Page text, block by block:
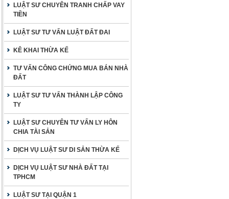
LUẬT SƯ CHUYÊN TRANH CHẤP VAY
TIỀN
LUẬT SƯ TƯ VẤN LUẬT ĐẤT ĐAI
KÊ KHAI THỪA KẾ
TƯ VẤN CÔNG CHỨNG MUA BÁN NHÀ
ĐẤT
LUẬT SƯ TƯ VẤN THÀNH LẬP CÔNG
TY
LUẬT SƯ CHUYÊN TƯ VẤN LY HÔN
CHIA TÀI SẢN
DỊCH VỤ LUẬT SƯ DI SẢN THỪA KẾ
DỊCH VỤ LUẬT SƯ NHÀ ĐẤT TẠI
TPHCM
LUẬT SƯ TẠI QUẬN 1